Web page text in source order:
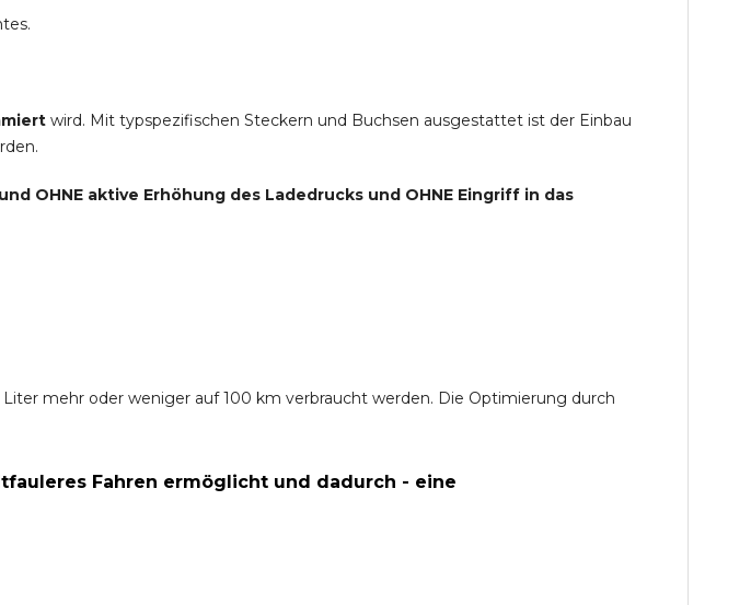
wird. Mit typspezifischen Steckern und Buchsen ausgestattet ist der Einbau
OHNE aktive Erhöhung des Ladedrucks und OHNE Eingriff in das
mehr oder weniger auf 100 km verbraucht werden. Die Optimierung durch
Fahren ermöglicht und dadurch - eine